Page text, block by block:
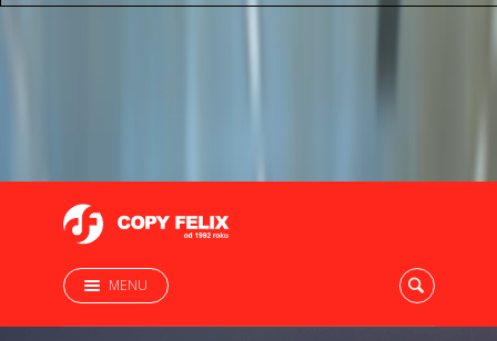
MENU